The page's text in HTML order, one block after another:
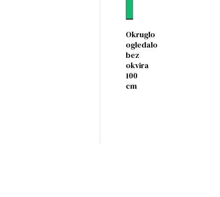
Okruglo
ogledalo
bez
okvira
100
cm